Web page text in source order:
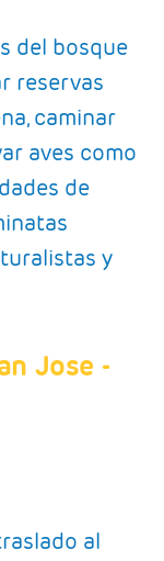
del bosque
reservas
caminar
aves como
de
y
Jose -
al